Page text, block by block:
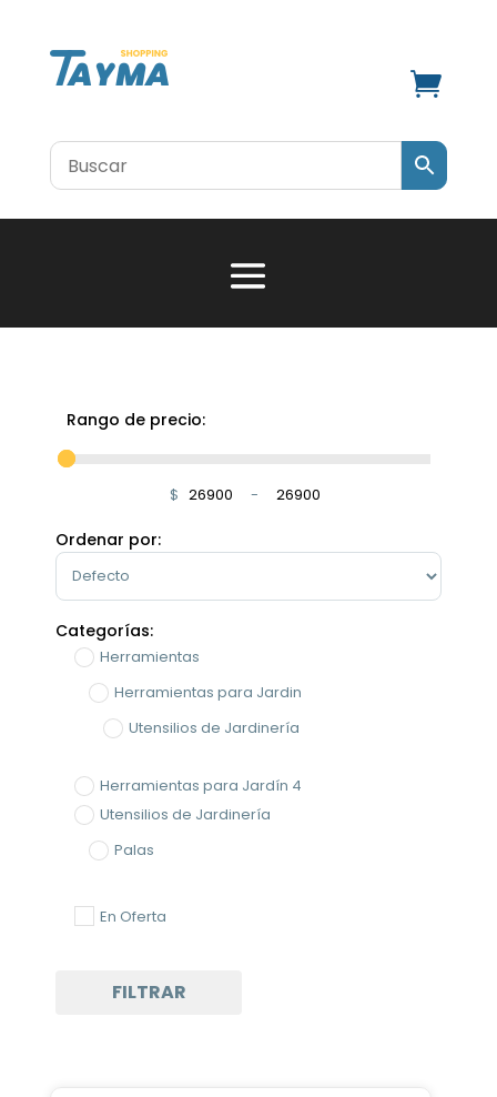

Rango de precio:
$ Minimum Price
-
Maximum Price
Ordenar por:
Sort Products
Categorías:
Herramientas
Herramientas para Jardin
Utensilios de Jardinería
Herramientas para Jardín 4
Utensilios de Jardinería
Palas
En Oferta
FILTRAR